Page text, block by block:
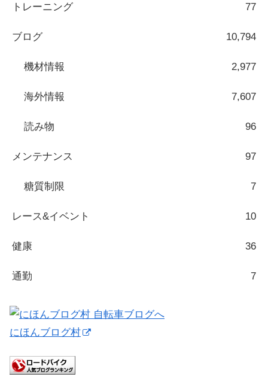
トレーニング 77
ブログ 10,794
機材情報 2,977
海外情報 7,607
読み物 96
メンテナンス 97
糖質制限 7
レース&イベント 10
健康 36
通勤 7
にほんブログ村